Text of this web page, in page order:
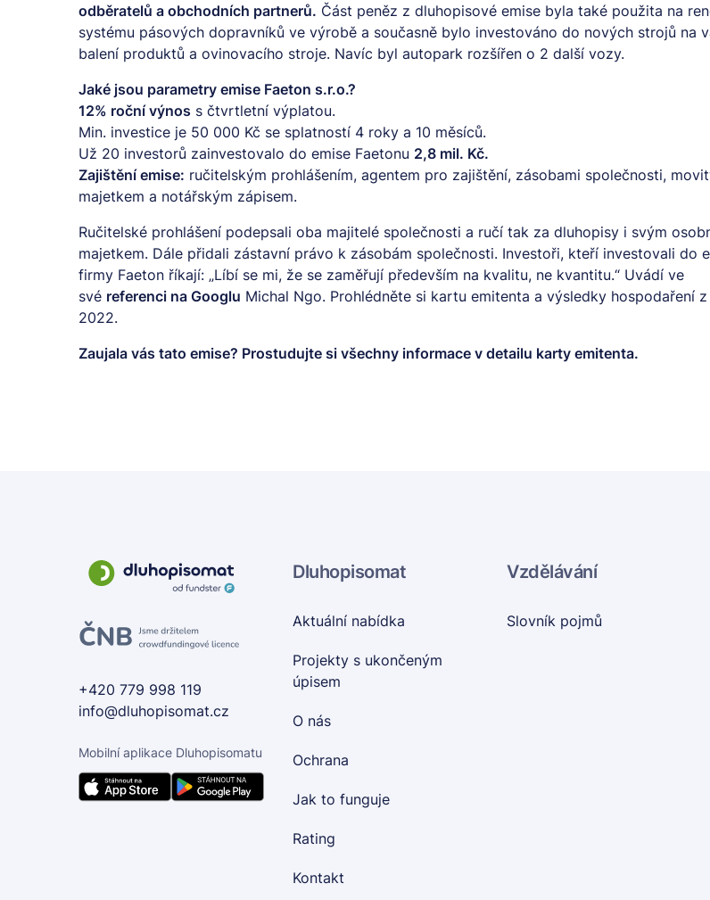
odběratelů a obchodních partnerů. Část peněz z dluhopisové emise byla také použita na
systému pásových dopravníků ve výrobě a současně bylo investováno do nových strojů na
balení produktů a ovinovacího stroje. Navíc byl autopark rozšířen o 2 další vozy.
Jaké jsou parametry emise Faeton s.r.o.?
12% roční výnos s čtvrtletní výplatou.
Min. investice je 50 000 Kč se splatností 4 roky a 10 měsíců.
Už 20 investorů zainvestovalo do emise Faetonu 2,8 mil. Kč.
Zajištění emise: ručitelským prohlášením, agentem pro zajištění, zásobami společnosti,
majetkem a notářským zápisem.
Ručitelské prohlášení podepsali oba majitelé společnosti a ručí tak za dluhopisy i svým
majetkem. Dále přidali zástavní právo k zásobám společnosti. Investoři, kteří investovali do
firmy Faeton říkají: „Líbí se mi, že se zaměřují především na kvalitu, ne kvantitu.“ Uvádí ve
své referenci na Googlu Michal Ngo. Prohlédněte si kartu emitenta a výsledky hospodaření
2022.
Zaujala vás tato emise? Prostudujte si všechny informace v detailu karty emitenta.
+420 779 998 119
info@dluhopisomat.cz
Mobilní aplikace Dluhopisomatu
Dluhopisomat
Aktuální nabídka
Projekty s ukončeným
úpisem
O nás
Ochrana
Jak to funguje
Rating
Kontakt
Vzdělávání
Slovník pojmů